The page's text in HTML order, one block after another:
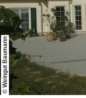
© Weingut Baumann